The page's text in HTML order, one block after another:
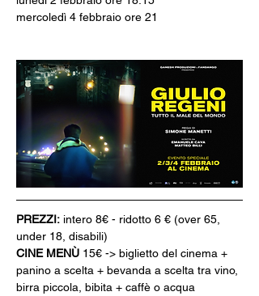
mercoledì 4 febbraio ore 21
PREZZI: intero 8€ - ridotto 6 € (over 65,
under 18, disabili)
CINE MENÙ 15€ -> biglietto del cinema +
panino a scelta + bevanda a scelta tra vino,
birra piccola, bibita + caffè o acqua